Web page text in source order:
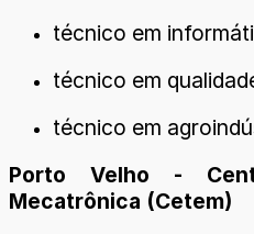
técnico em
técnico em
técnico em
Porto Velho -
Mecatrônica (Cetem)